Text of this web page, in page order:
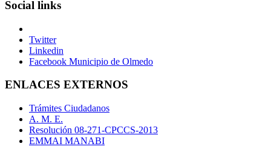
Social links
Twitter
Linkedin
Facebook Municipio de Olmedo
ENLACES EXTERNOS
Trámites Ciudadanos
A. M. E.
Resolución 08-271-CPCCS-2013
EMMAI MANABI